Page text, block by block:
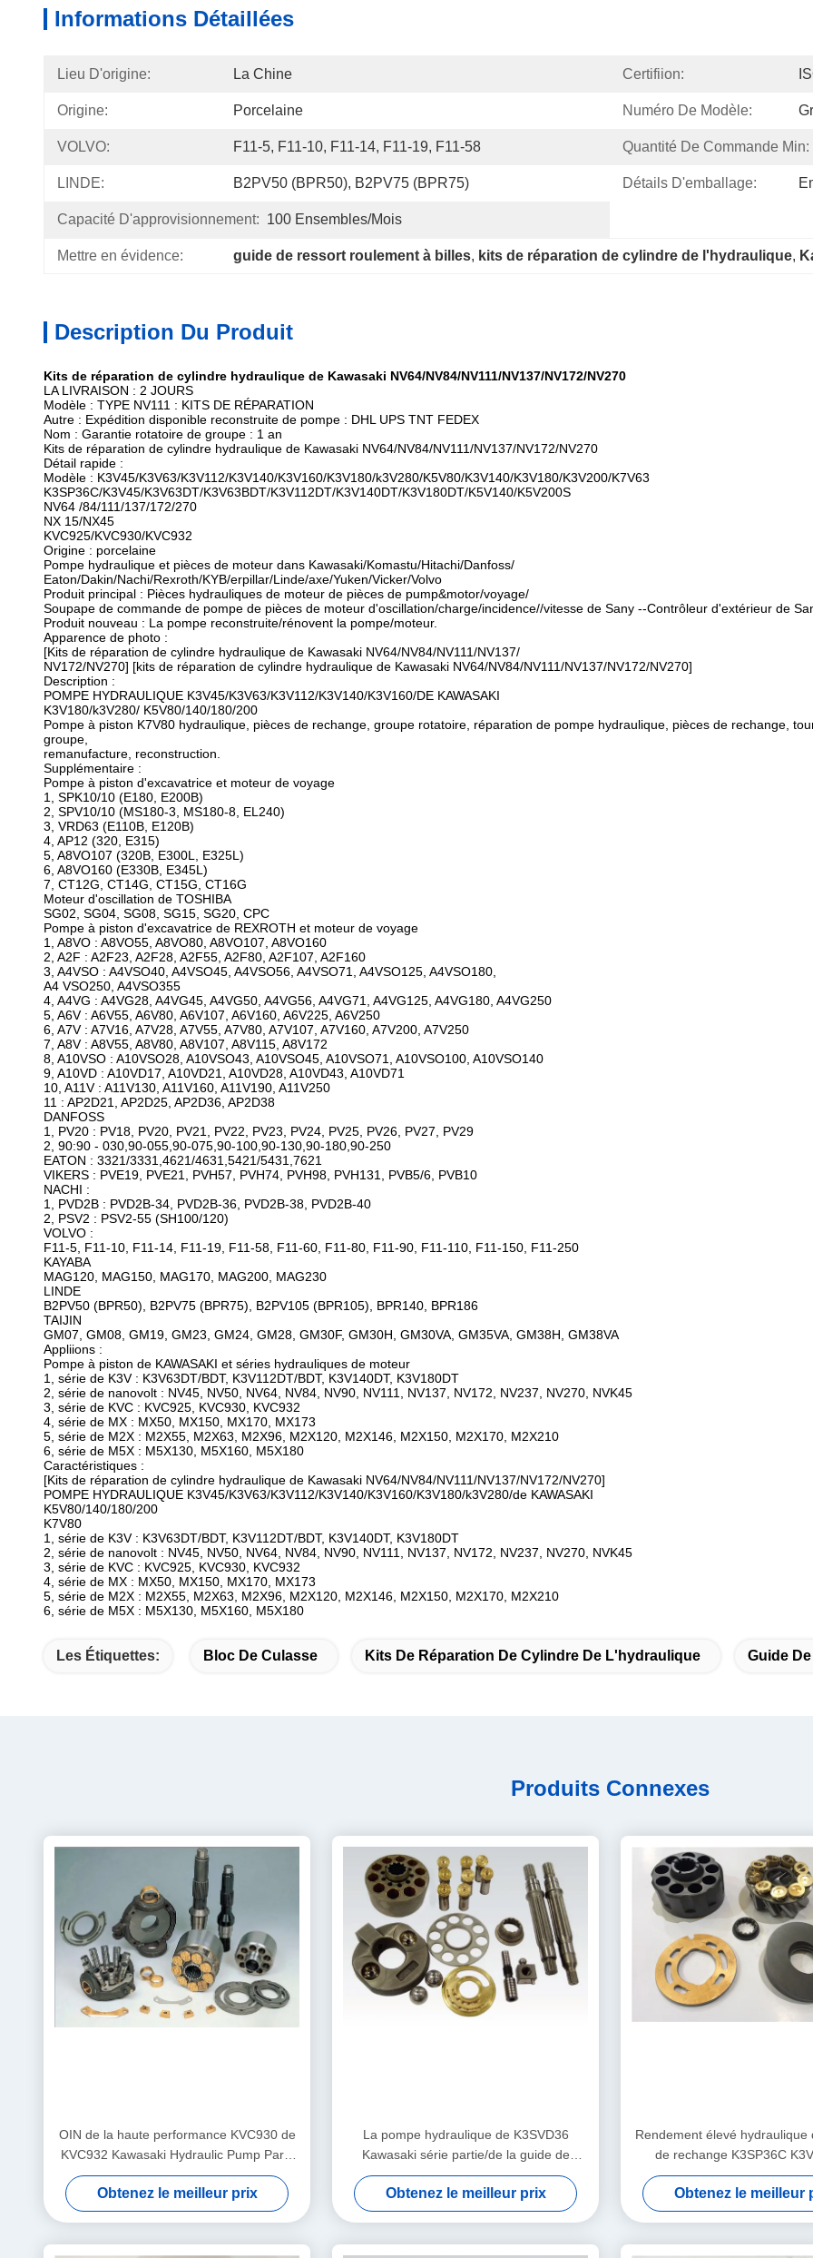
Informations Détaillées
Lieu D'origine: La Chine Certifiion:
Origine: Porcelaine Numéro De Modèle:
VOLVO: F11-5, F11-10, F11-14, F11-19, F11-58 Quantité De Commande Min:
LINDE: B2PV50 (BPR50), B2PV75 (BPR75) Détails D'emballage:
Capacité D'approvisionnement: 100 Ensembles/mois
Mettre en évidence: guide de ressort roulement à billes, kits de réparation de cylindre de l'hydraulique,
Description Du Produit
Kits de réparation de cylindre hydraulique de Kawasaki NV64/NV84/NV111/NV137/NV172/NV270
LA LIVRAISON : 2 JOURS
Modèle : TYPE NV111 : KITS DE RÉPARATION
Autre : Expédition disponible reconstruite de pompe : DHL UPS TNT FEDEX
Nom : Garantie rotatoire de groupe : 1 an
Kits de réparation de cylindre hydraulique de Kawasaki NV64/NV84/NV111/NV137/NV172/NV270
Détail rapide :
Modèle : K3V45/K3V63/K3V112/K3V140/K3V160/K3V180/k3V280/K5V80/K3V140/K3V180/K3V200/K7V63
K3SP36C/K3V45/K3V63DT/K3V63BDT/K3V112DT/K3V140DT/K3V180DT/K5V140/K5V200S
NV64 /84/111/137/172/270
NX 15/NX45
KVC925/KVC930/KVC932
Origine : porcelaine
Pompe hydraulique et pièces de moteur dans Kawasaki/Komastu/Hitachi/Danfoss/
Eaton/Dakin/Nachi/Rexroth/KYB/erpillar/Linde/axe/Yuken/Vicker/Volvo
Produit principal : Pièces hydrauliques de moteur de pièces de pump&motor/voyage/
Soupape de commande de pompe de pièces de moteur d'oscillation/charge/incidence//vitesse de Sany --Contrôleur d'extérieur de
Produit nouveau : La pompe reconstruite/rénovent la pompe/moteur.
Apparence de photo :
[Kits de réparation de cylindre hydraulique de Kawasaki NV64/NV84/NV111/NV137/
NV172/NV270] [kits de réparation de cylindre hydraulique de Kawasaki NV64/NV84/NV111/NV137/NV172/NV270]
Description :
POMPE HYDRAULIQUE K3V45/K3V63/K3V112/K3V140/K3V160/DE KAWASAKI
K3V180/k3V280/ K5V80/140/180/200
Pompe à piston K7V80 hydraulique, pièces de rechange, groupe rotatoire, réparation de pompe hydraulique, pièces de rechange,
groupe,
remanufacture, reconstruction.
Supplémentaire :
Pompe à piston d'excavatrice et moteur de voyage
1, SPK10/10 (E180, E200B)
2, SPV10/10 (MS180-3, MS180-8, EL240)
3, VRD63 (E110B, E120B)
4, AP12 (320, E315)
5, A8VO107 (320B, E300L, E325L)
6, A8VO160 (E330B, E345L)
7, CT12G, CT14G, CT15G, CT16G
Moteur d'oscillation de TOSHIBA
SG02, SG04, SG08, SG15, SG20, CPC
Pompe à piston d'excavatrice de REXROTH et moteur de voyage
1, A8VO : A8VO55, A8VO80, A8VO107, A8VO160
2, A2F : A2F23, A2F28, A2F55, A2F80, A2F107, A2F160
3, A4VSO : A4VSO40, A4VSO45, A4VSO56, A4VSO71, A4VSO125, A4VSO180,
A4 VSO250, A4VSO355
4, A4VG : A4VG28, A4VG45, A4VG50, A4VG56, A4VG71, A4VG125, A4VG180, A4VG250
5, A6V : A6V55, A6V80, A6V107, A6V160, A6V225, A6V250
6, A7V : A7V16, A7V28, A7V55, A7V80, A7V107, A7V160, A7V200, A7V250
7, A8V : A8V55, A8V80, A8V107, A8V115, A8V172
8, A10VSO : A10VSO28, A10VSO43, A10VSO45, A10VSO71, A10VSO100, A10VSO140
9, A10VD : A10VD17, A10VD21, A10VD28, A10VD43, A10VD71
10, A11V : A11V130, A11V160, A11V190, A11V250
11 : AP2D21, AP2D25, AP2D36, AP2D38
DANFOSS
1, PV20 : PV18, PV20, PV21, PV22, PV23, PV24, PV25, PV26, PV27, PV29
2, 90:90 - 030,90-055,90-075,90-100,90-130,90-180,90-250
EATON : 3321/3331,4621/4631,5421/5431,7621
VIKERS : PVE19, PVE21, PVH57, PVH74, PVH98, PVH131, PVB5/6, PVB10
NACHI :
1, PVD2B : PVD2B-34, PVD2B-36, PVD2B-38, PVD2B-40
2, PSV2 : PSV2-55 (SH100/120)
VOLVO :
F11-5, F11-10, F11-14, F11-19, F11-58, F11-60, F11-80, F11-90, F11-110, F11-150, F11-250
KAYABA
MAG120, MAG150, MAG170, MAG200, MAG230
LINDE
B2PV50 (BPR50), B2PV75 (BPR75), B2PV105 (BPR105), BPR140, BPR186
TAIJIN
GM07, GM08, GM19, GM23, GM24, GM28, GM30F, GM30H, GM30VA, GM35VA, GM38H, GM38VA
Appliions :
Pompe à piston de KAWASAKI et séries hydrauliques de moteur
1, série de K3V : K3V63DT/BDT, K3V112DT/BDT, K3V140DT, K3V180DT
2, série de nanovolt : NV45, NV50, NV64, NV84, NV90, NV111, NV137, NV172, NV237, NV270, NVK45
3, série de KVC : KVC925, KVC930, KVC932
4, série de MX : MX50, MX150, MX170, MX173
5, série de M2X : M2X55, M2X63, M2X96, M2X120, M2X146, M2X150, M2X170, M2X210
6, série de M5X : M5X130, M5X160, M5X180
Caractéristiques :
[Kits de réparation de cylindre hydraulique de Kawasaki NV64/NV84/NV111/NV137/NV172/NV270]
POMPE HYDRAULIQUE K3V45/K3V63/K3V112/K3V140/K3V160/K3V180/k3V280/de KAWASAKI
K5V80/140/180/200
K7V80
1, série de K3V : K3V63DT/BDT, K3V112DT/BDT, K3V140DT, K3V180DT
2, série de nanovolt : NV45, NV50, NV64, NV84, NV90, NV111, NV137, NV172, NV237, NV270, NVK45
3, série de KVC : KVC925, KVC930, KVC932
4, série de MX : MX50, MX150, MX170, MX173
5, série de M2X : M2X55, M2X63, M2X96, M2X120, M2X146, M2X150, M2X170, M2X210
6, série de M5X : M5X130, M5X160, M5X180
Les Étiquettes: Bloc De Culasse Kits De Réparation De Cylindre De L'hydraulique Guide
Produits Connexes
OIN de la haute performance KVC930 de
KVC932 Kawasaki Hydraulic Pump Parts
Kvc 925
Obtenez le meilleur prix
La pompe hydraulique de K3SVD36
Kawasaki série partie/de la guide de
ressort roulement à billes K3V
Obtenez le meilleur prix
Rendement élevé hydraulique
de rechange K3SP36C
K3V140DT de pompe de
Obtenez le meilleur